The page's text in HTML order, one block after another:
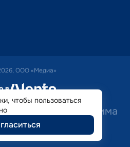
ООО «Медиа»
в alente
Необходима
специалиста.
чтобы пользоваться